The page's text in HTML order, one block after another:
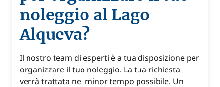
noleggio al Lago
Alqueva?
Il nostro team di esperti è a tua disposizione per
organizzare il tuo noleggio. La tua richiesta
verrà trattata nel minor tempo possibile. Un